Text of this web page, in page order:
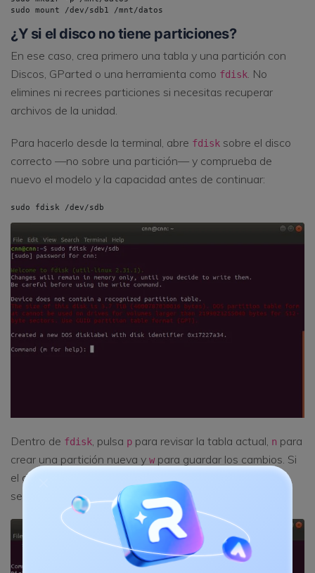
sudo mount /dev/sdb1 /mnt/datos
¿Y si el disco no tiene particiones?
En ese caso, crea primero una tabla y una partición con
Discos, GParted o una herramienta como fdisk. No
elimines ni recrees particiones si necesitas recuperar
archivos de la unidad.
Para hacerlo desde la terminal, abre fdisk sobre el disco
correcto —no sobre una partición— y comprueba de
nuevo el modelo y la capacidad antes de continuar:
sudo fdisk /dev/sdb
Dentro de fdisk , pulsa p para revisar la tabla actual, n para
crear una partición nueva y wpara guardar los cambios. Si
el disco contiene información importante o no estás
seguro de su estructura, sal conq sin guardar.